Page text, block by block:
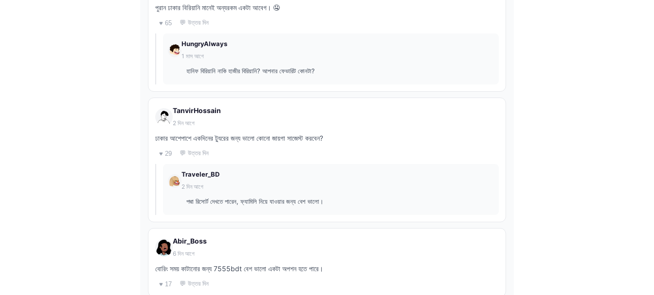
পুরান ঢাকার বিরিয়ানি মানেই অন্যরকম একটা আবেগ। 🤤
♥ 65 💬 উত্তর দিন
HungryAlways
1 মাস আগে
হানিফ বিরিয়ানি নাকি হাজীর বিরিয়ানি? আপনার ফেভারিট কোনটা?
TanvirHossain
2 দিন আগে
ঢাকার আশেপাশে একদিনের ট্যুরের জন্য ভালো কোনো জায়গা সাজেস্ট করবেন?
♥ 29 💬 উত্তর দিন
Traveler_BD
2 দিন আগে
পদ্মা রিসোর্ট দেখতে পারেন, ফ্যামিলি নিয়ে যাওয়ার জন্য বেশ ভালো।
Abir_Boss
6 দিন আগে
বোরিং সময় কাটানোর জন্য 7555bdt বেশ ভালো একটা অপশন হতে পারে।
♥ 17 💬 উত্তর দিন